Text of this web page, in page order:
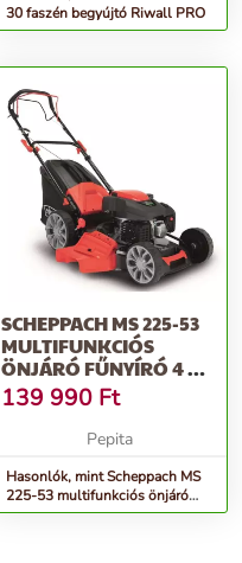
30 faszén begyújtó Riwall PRO
SCHEPPACH MS 225-53
MULTIFUNKCIÓS
ÖNJÁRÓ FŰNYÍRÓ 4 AZ
1-BEN
139 990 Ft
Pepita
Hasonlók, mint Scheppach MS
225-53 multifunkciós önjáró
fűnyíró 4 az 1-ben